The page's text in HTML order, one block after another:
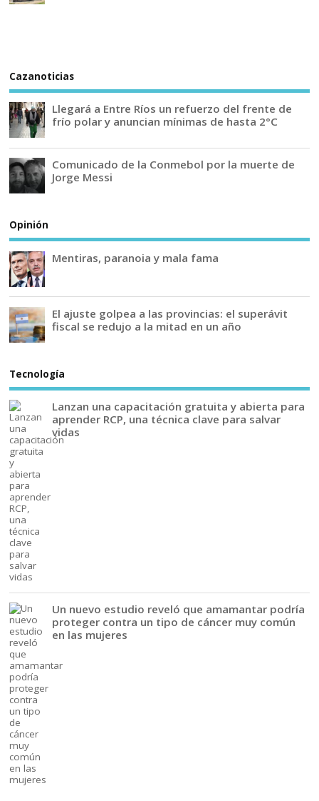
Cazanoticias
Llegará a Entre Ríos un refuerzo del frente de
frío polar y anuncian mínimas de hasta 2°C
Comunicado de la Conmebol por la muerte de
Jorge Messi
Opinión
Mentiras, paranoia y mala fama
El ajuste golpea a las provincias: el superávit
fiscal se redujo a la mitad en un año
Tecnología
Lanzan una capacitación gratuita y abierta para
aprender RCP, una técnica clave para salvar
vidas
Un nuevo estudio reveló que amamantar podría
proteger contra un tipo de cáncer muy común
en las mujeres